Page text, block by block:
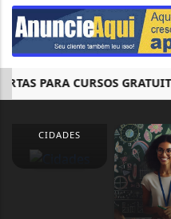
PARA CURSOS
CIDADES